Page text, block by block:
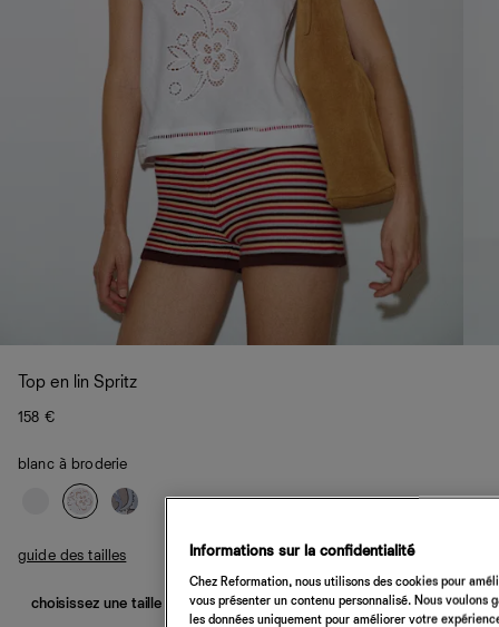
Top en lin Spritz
158 €
blanc à broderie
guide des tailles
choisissez une taille
Informations sur la confidentialité
Chez Reformation, nous utilisons des cookies pour
vous présenter un contenu personnalisé. Nous
les données uniquement pour améliorer votre